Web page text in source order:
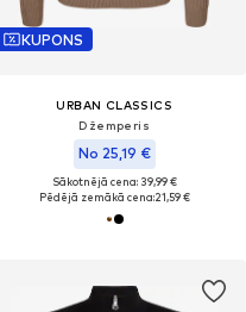
KUPONS
URBAN CLASSICS
Džemperis
No 25,19 €
Sākotnējā cena: 39,99 €
Pēdējā zemākā cena:21,59 €